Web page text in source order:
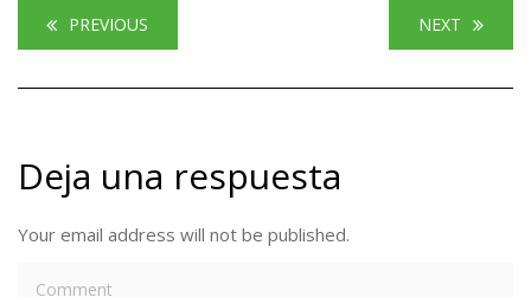
PREVIOUS NEXT
Deja una respuesta
Your email address will not be published.